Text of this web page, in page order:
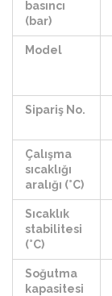
basıncı
(bar)
Model
Sipariş No.
Çalışma
sıcaklığı
aralığı (°C)
Sıcaklık
stabilitesi
(°C)
Soğutma
kapasitesi